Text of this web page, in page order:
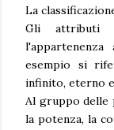
La
Gli attributi
esempio si
infinito, eterno
Al gruppo delle
la potenza, la